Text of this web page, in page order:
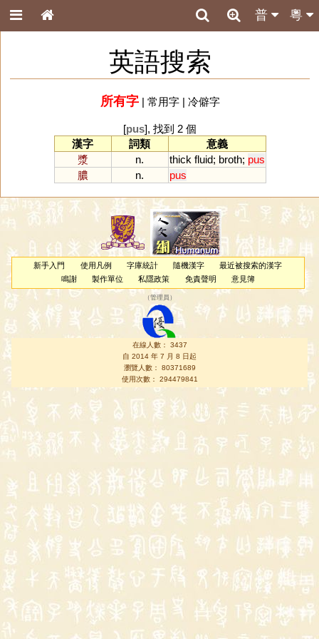
粵
普
英語搜索
所有字| 常用字| 冷僻字
[pus], 找到 2 個
漢字
詞類
意義
漿
n. thick fluid; broth; pus
膿
n. pus
新手入門 使用凡例 字庫統計 隨機漢字
最近被搜索的漢字
鳴謝
製作單位 私隱政策 免責聲明 意見簿
（管理員 ）
在線人數： 3437
自 2014 年 7 月 8 日起
瀏覽人數： 80371689
使用次數： 294479841